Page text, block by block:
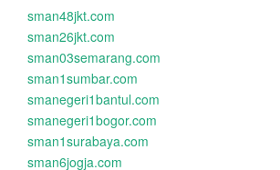
sman48jkt.com
sman26jkt.com
sman03semarang.com
sman1sumbar.com
smanegeri1bantul.com
smanegeri1bogor.com
sman1surabaya.com
sman6jogja.com